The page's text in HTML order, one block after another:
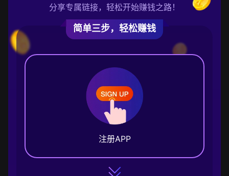
分享专属链接，轻松开始赚钱之路！
简单三步，轻松赚钱
注册APP